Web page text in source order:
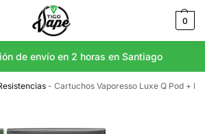
0
de envío en 2 horas en Santiago
- Cartuchos Vaporesso Luxe Q Pod +